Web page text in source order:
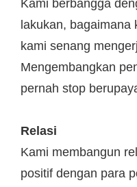
Kami berbangga
lakukan, bagaimana
kami senang
Mengembangkan
pernah stop
Relasi
Kami membangun
positif dengan para